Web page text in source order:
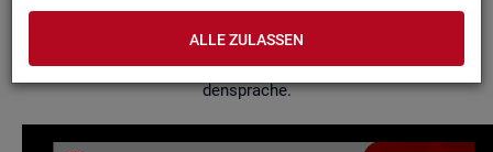
ALLE ZULASSEN
Er­klä­rung zur Bar­rie­re­frei­heit
Hier fin­den Sie un­se­re Er­klä­rung zur Bar­rie­re­frei­heit in Ge­bär­
den­spra­che.